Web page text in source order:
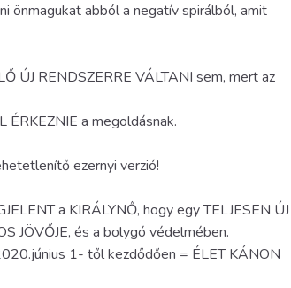
önmagukat abból a negatív spirálból, amit
ÚJ RENDSZERRE VÁLTANI sem, mert az
ÉRKEZNIE a megoldásnak.
ezernyi verzió!
a KIRÁLYNŐ, hogy egy TELJESEN ÚJ
JÖVŐJE, és a bolygó védelmében.
1- től kezdődően = ÉLET KÁNON